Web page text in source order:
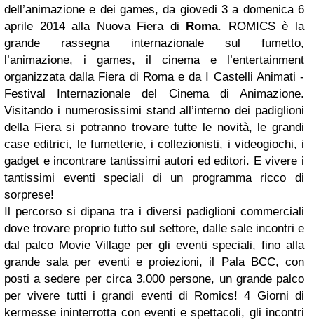
dell’animazione e dei games, da giovedi 3 a domenica 6
aprile 2014 alla Nuova Fiera di Roma. ROMICS è la
grande rassegna internazionale sul fumetto,
l’animazione, i games, il cinema e l’entertainment
organizzata dalla Fiera di Roma e da I Castelli Animati -
Festival Internazionale del Cinema di Animazione.
Visitando i numerosissimi stand all’interno dei padiglioni
della Fiera si potranno trovare tutte le novità, le grandi
case editrici, le fumetterie, i collezionisti, i videogiochi, i
gadget e incontrare tantissimi autori ed editori. E vivere i
tantissimi eventi speciali di un programma ricco di
sorprese!
Il percorso si dipana tra i diversi padiglioni commerciali
dove trovare proprio tutto sul settore, dalle sale incontri e
dal palco Movie Village per gli eventi speciali, fino alla
grande sala per eventi e proiezioni, il Pala BCC, con
posti a sedere per circa 3.000 persone, un grande palco
per vivere tutti i grandi eventi di Romics! 4 Giorni di
kermesse ininterrotta con eventi e spettacoli, gli incontri